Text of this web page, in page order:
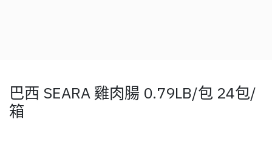
巴西 SEARA 雞肉腸 0.79LB/包 24包/
箱